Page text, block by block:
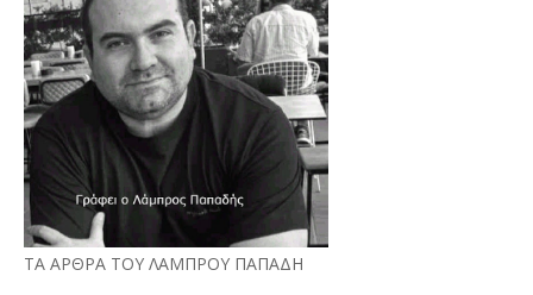
ΤΑ ΑΡΘΡΑ ΤΟΥ ΛΑΜΠΡΟΥ ΠΑΠΑΔΗ